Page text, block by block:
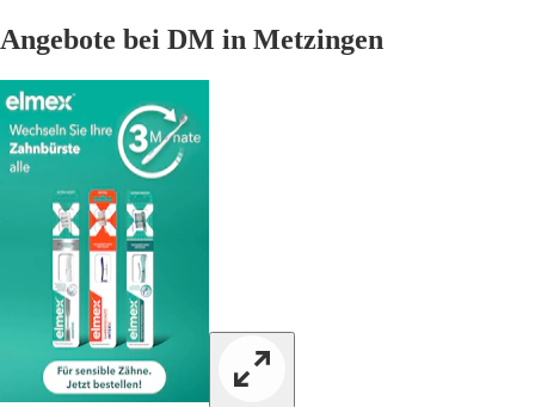
Angebote bei DM in Metzingen